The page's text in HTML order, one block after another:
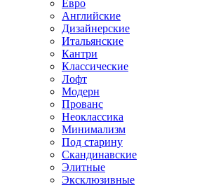
Евро
Английские
Дизайнерские
Итальянские
Кантри
Классические
Лофт
Модерн
Прованс
Неоклассика
Минимализм
Под старину
Скандинавские
Элитные
Эксклюзивные